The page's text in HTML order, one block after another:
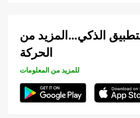
الذكي…المزيد من
الحركة
للمزيد من المعلومات